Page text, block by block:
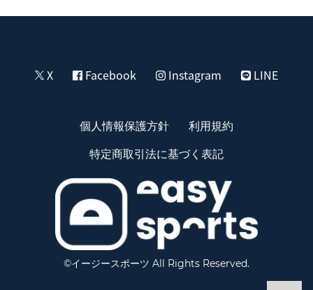
X Facebook Instagram LINE
個人情報保護方針
利用規約
特定商取引法に基づく表記
©イージースポーツ All Rights Reserved.